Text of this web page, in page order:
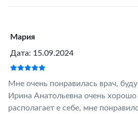
Мария
Дата: 15.09.2024
Мне очень понравилась врач,
Ирина Анатольевна очень хорошо
располагает е себе, мне